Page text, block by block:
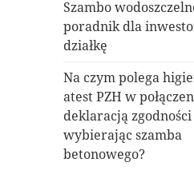
Szambo
poradnik dla
działkę
Na czym polega
atest PZH w
deklaracją zgodności
wybierając szamba
betonowego?